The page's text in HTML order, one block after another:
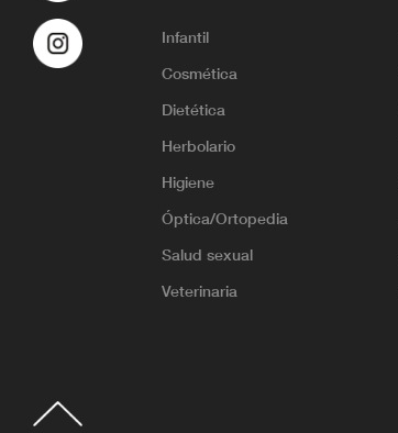
Infantil
Cosmética
Dietética
Herbolario
Higiene
Óptica/Ortopedia
Salud sexual
Veterinaria